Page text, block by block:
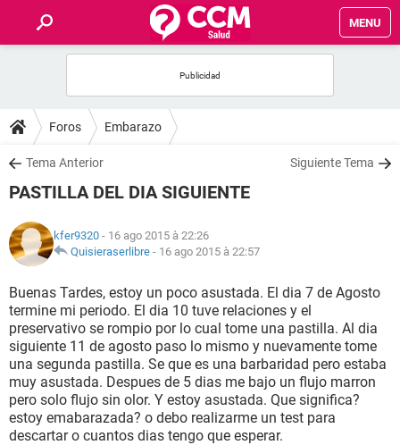
MENU
FORUMS
SALUD
NUTRICIÓN
BIENESTAR
SEXUALIDAD
GLOSARIO
Foros Embarazo
Tema Anterior Siguiente Tema
PASTILLA DEL DIA SIGUIENTE
kfer9320 - 16 ago 2015 à 22:26
Quisieraserlibre - 16 ago 2015 à 22:57
Buenas Tardes, estoy un poco asustada. El dia 7 de Agosto
termine mi periodo. El dia 10 tuve relaciones y el
preservativo se rompio por lo cual tome una pastilla. Al dia
siguiente 11 de agosto paso lo mismo y nuevamente tome
una segunda pastilla. Se que es una barbaridad pero estaba
muy asustada. Despues de 5 dias me bajo un flujo marron
pero solo flujo sin olor. Y estoy asustada. Que significa?
estoy emabarazada? o debo realizarme un test para
descartar o cuantos dias tengo que esperar.